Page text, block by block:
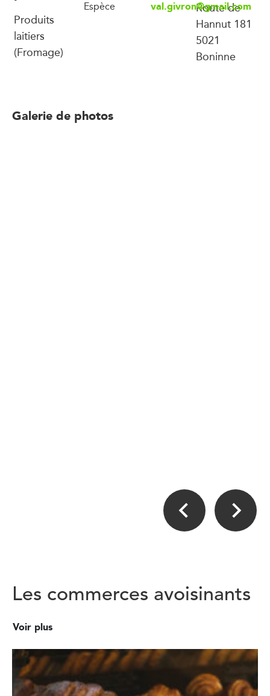
Produits
laitiers
(Fromage)
Espèce val.givron@gmail.com
Route de
Hannut 181
5021
Boninne
Galerie de photos
Les commerces avoisinants
Voir plus